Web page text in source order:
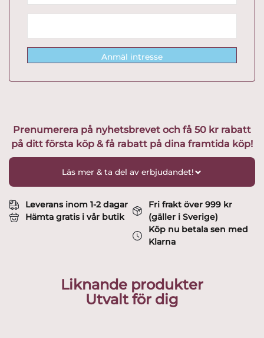
Anmäl intresse
Prenumerera på nyhetsbrevet och få 50 kr rabatt
på ditt första köp & få rabatt på dina framtida köp!
Läs mer & ta del av erbjudandet!
Leverans inom 1-2 dagar
Hämta gratis i vår butik
Fri frakt över 999 kr
(gäller i Sverige)
Köp nu betala sen med
Klarna
Liknande produkter
Utvalt för dig